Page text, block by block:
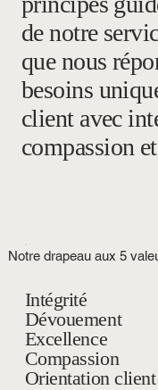
de notre
que nous
besoins
client avec
compassion
Notre drapeau aux 5
Compassion
Intégrité
Orientation client
Dévouement
Excellence